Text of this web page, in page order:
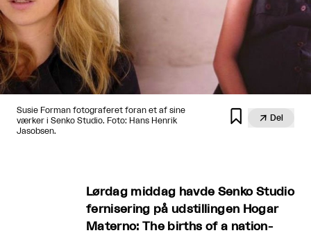
Susie Forman fotograferet foran et af sine
værker i Senko Studio. Foto: Hans Henrik
Jasobsen.
  Del
Lørdag middag havde Senko Studio
fernisering på udstillingen Hogar
Materno: The births of a nation-